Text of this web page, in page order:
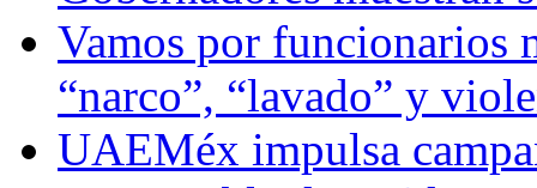
Vamos por funcionarios
“narco”, “lavado” y
UAEMéx impulsa